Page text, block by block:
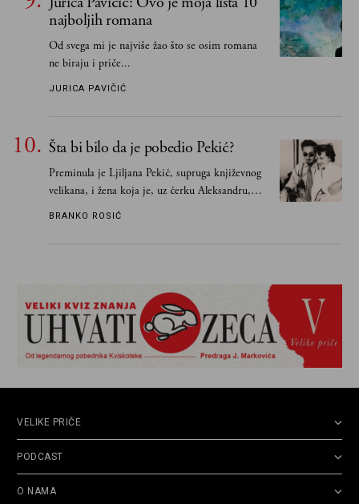
najboljih romana
Od svega mi je najviše žao što se osim romana
ne biraju i priče...
JURICA PAVIČIĆ
Šta bi bilo da je pobedio Pekić?
Preminula je Ljiljana Pekić, supruga književnog
velikana, i žena koja je, uz ćerku Aleksandru,
vodila računa o zaostavštini pisca. Ovu priču o
BRANKO ROSIĆ
VELIKE PRIČE
PODCAST
O NAMA